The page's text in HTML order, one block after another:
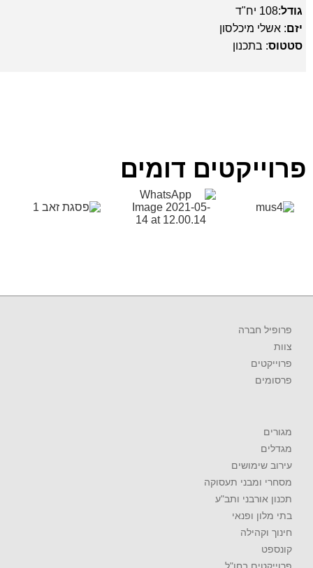
גודל:108 יח"ד
יזם: אשלי מיכלסון
סטטוס: בתכנון
פרוייקטים דומים
פרופיל חברה
צוות
פרוייקטים
פרסומים
מגורים
מגדלים
עירוב שימושים
מסחרי ומבני תעסוקה
תכנון אורבני ותב"ע
בתי מלון ופנאי
חינוך וקהילה
קונספט